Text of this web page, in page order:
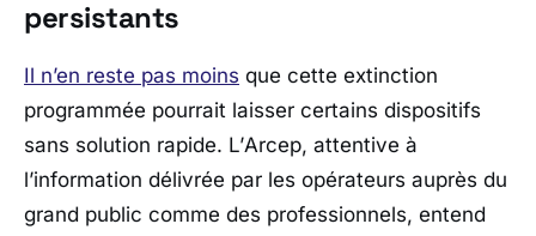
persistants
Il n’en reste pas moins que cette extinction
programmée pourrait laisser certains dispositifs
sans solution rapide. L’Arcep, attentive à
l’information délivrée par les opérateurs auprès du
grand public comme des professionnels, entend